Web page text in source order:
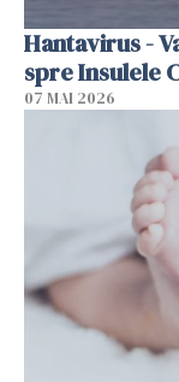
Hantavirus -
spre Insulele
07 MAI 2026